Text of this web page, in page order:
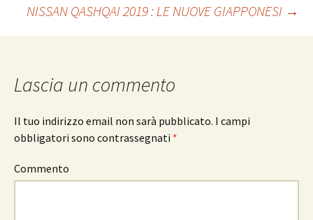
Navigazione
articolo
NISSAN QASHQAI 2019 : LE NUOVE GIAPPONESI →
Lascia un commento
Il tuo indirizzo email non sarà pubblicato. I campi
obbligatori sono contrassegnati *
Commento